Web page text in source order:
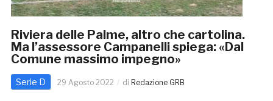
Riviera delle Palme, altro che cartolina.
Ma l’assessore Campanelli spiega: «Dal
Comune massimo impegno»
Serie D 29 Agosto 2022 di Redazione GRB